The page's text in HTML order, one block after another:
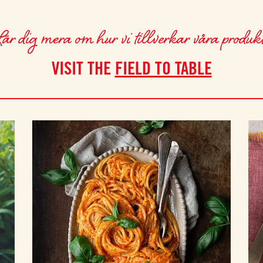
dig mera om hur vi tillverkar våra
VISIT THE FIELD TO TABLE